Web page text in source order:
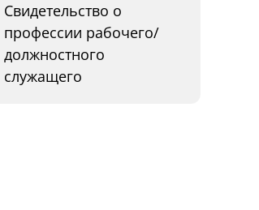
Свидетельство о
профессии рабочего/
должностного
служащего